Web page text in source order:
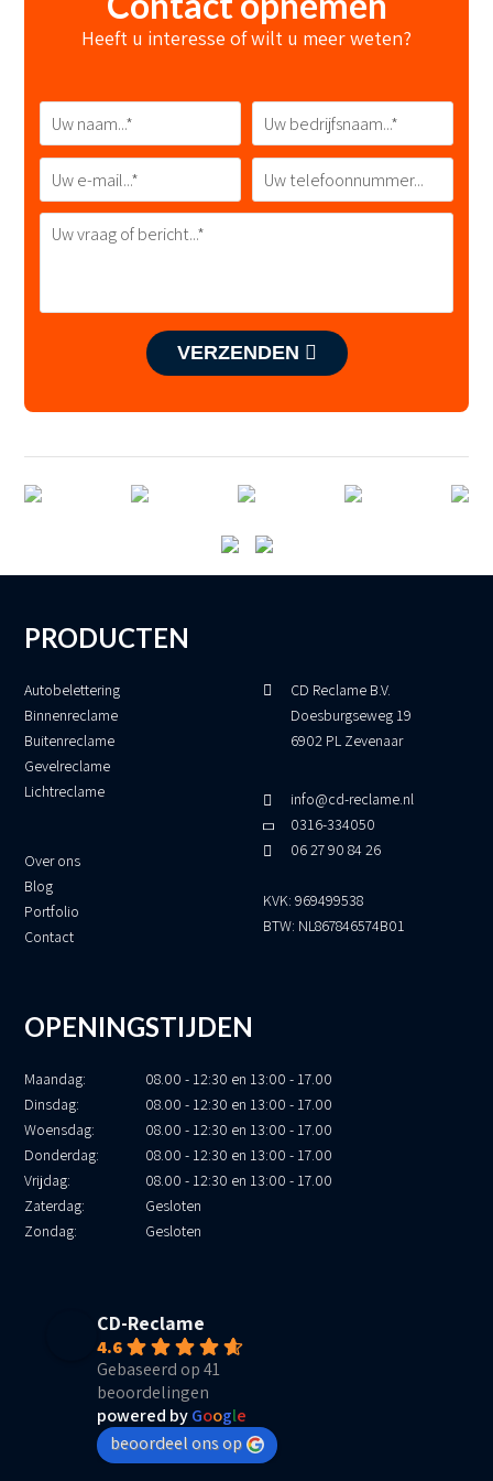
Heeft u interesse of wilt u meer weten?
VERZENDEN
PRODUCTEN
Autobelettering
Binnenreclame
Buitenreclame
Gevelreclame
Lichtreclame
Over ons
Blog
Portfolio
Contact
CD Reclame B.V.
Doesburgseweg 19
6902 PL Zevenaar
info@cd-reclame.nl
0316-334050
06 27 90 84 26
KVK: 969499538
BTW: NL867846574B01
OPENINGSTIJDEN
Maandag:
08.00 - 12:30 en 13:00 - 17.00
Dinsdag:
08.00 - 12:30 en 13:00 - 17.00
Woensdag:
08.00 - 12:30 en 13:00 - 17.00
Donderdag:
08.00 - 12:30 en 13:00 - 17.00
Vrijdag:
08.00 - 12:30 en 13:00 - 17.00
Zaterdag:
Gesloten
Zondag:
Gesloten
CD-Reclame
4.6
Gebaseerd op 41
beoordelingen
powered byGoogle
beoordeel ons op